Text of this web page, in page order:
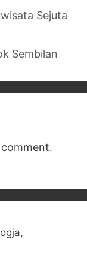
Sejuta
Sembilan